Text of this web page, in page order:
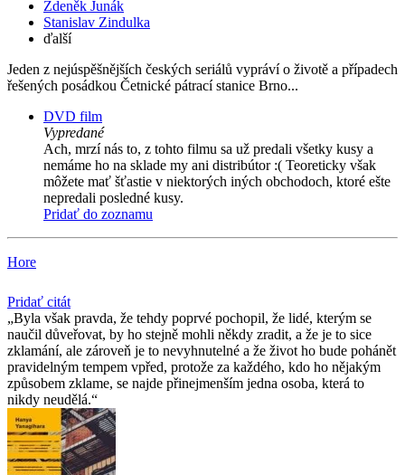
Zdeněk Junák
Stanislav Zindulka
ďalší
Jeden z nejúspěšnějších českých seriálů vypráví o životě a případech
řešených posádkou Četnické pátrací stanice Brno...
DVD film
Vypredané
Ach, mrzí nás to, z tohto filmu sa už predali všetky kusy a
nemáme ho na sklade my ani distribútor :( Teoreticky však
môžete mať šťastie v niektorých iných obchodoch, ktoré ešte
nepredali posledné kusy.
Pridať do zoznamu
Hore
Pridať citát
Byla však pravda, že tehdy poprvé pochopil, že lidé, kterým se
naučil důveřovat, by ho stejně mohli někdy zradit, a že je to sice
zklamání, ale zároveň je to nevyhnutelné a že život ho bude pohánět
pravidelným tempem vpřed, protože za každého, kdo ho nějakým
způsobem zklame, se najde přinejmenším jedna osoba, která to
nikdy neudělá.